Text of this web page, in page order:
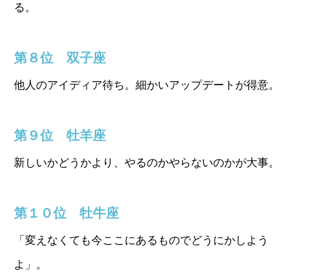
る。
第８位 双子座
他人のアイディア待ち。細かいアップデートが得意。
第９位 牡羊座
新しいかどうかより、やるのかやらないのかが大事。
第１０位 牡牛座
「変えなくても今ここにあるものでどうにかしよう
よ」。